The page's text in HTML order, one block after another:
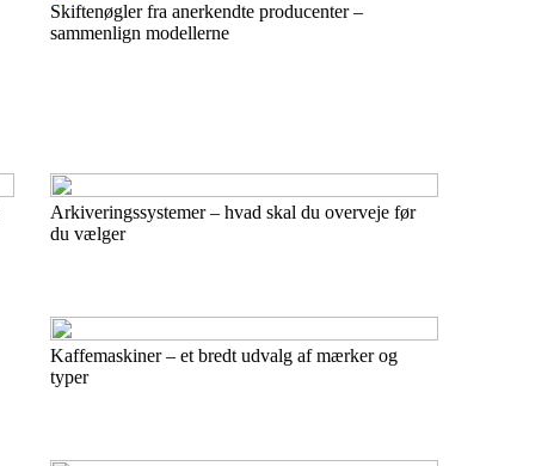
Skiftenøgler fra anerkendte producenter –
sammenlign modellerne
Arkiveringssystemer – hvad skal du overveje før
du vælger
Kaffemaskiner – et bredt udvalg af mærker og
typer